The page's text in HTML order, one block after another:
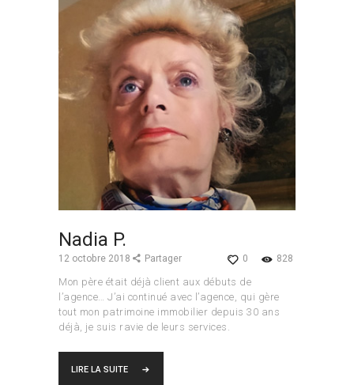
Nadia P.
12 octobre 2018 828
0
Partager
Mon père était déjà client aux débuts de
l’agence… J’ai continué avec l’agence, qui gère
tout mon patrimoine immobilier depuis 30 ans
déjà, je suis ravie de leurs services.
LIRE LA SUITE